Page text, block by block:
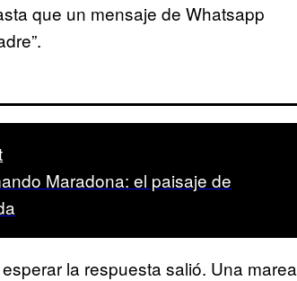
que un mensaje de Whatsapp
Maradona: el paisaje de
la respuesta salió. Una marea